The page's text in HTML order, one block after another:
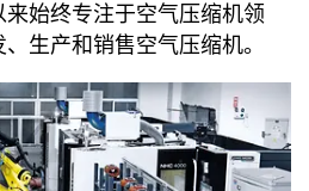
始终专注于空气压缩机领
生产和销售空气压缩机。